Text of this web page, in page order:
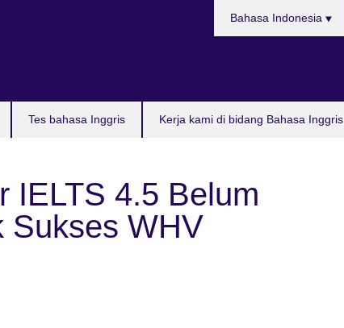
Tes bahasa Inggris Kerja kami di bidang Bahasa Inggris
Bahasa Indonesia
IELTS 4.5 Belum
Sukses WHV